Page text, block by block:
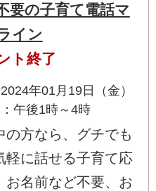
要の子育て電話マ
イン
ト終了
年01月19日（金）
午後1時～4時
の方なら、グチでも
軽に話せる子育て応
お名前など不要、お